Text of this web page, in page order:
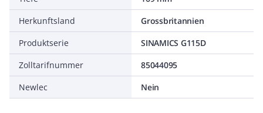
Herkunftsland
Grossbritannien
Produktserie
SINAMICS G115D
Zolltarifnummer
85044095
Newlec
Nein